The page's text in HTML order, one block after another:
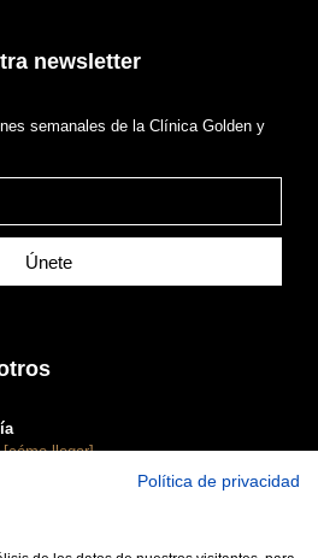
newsletter
semanales de la Clínica Golden y
Únete
llegar]
Política de privacidad